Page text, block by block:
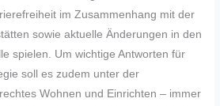
im Zusammenhang mit der
sowie aktuelle Änderungen in den
spielen. Um wichtige Antworten für
soll es zudem unter der
Wohnen und Einrichten – immer